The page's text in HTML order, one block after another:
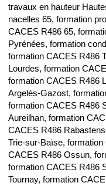
travaux en hauteur
nacelles 65, formation
CACES R486 65,
Pyrénées, formation
formation CACES R486
Lourdes, formation
formation CACES R486
Argelès-Gazost,
formation CACES R486
Aureilhan, formation
CACES R486
Trie-sur-Baïse,
CACES R486 Ossun,
formation CACES R486
Tournay, formation